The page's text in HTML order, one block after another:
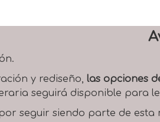
y rediseño, las opciones
seguirá disponible para
seguir siendo parte de esta